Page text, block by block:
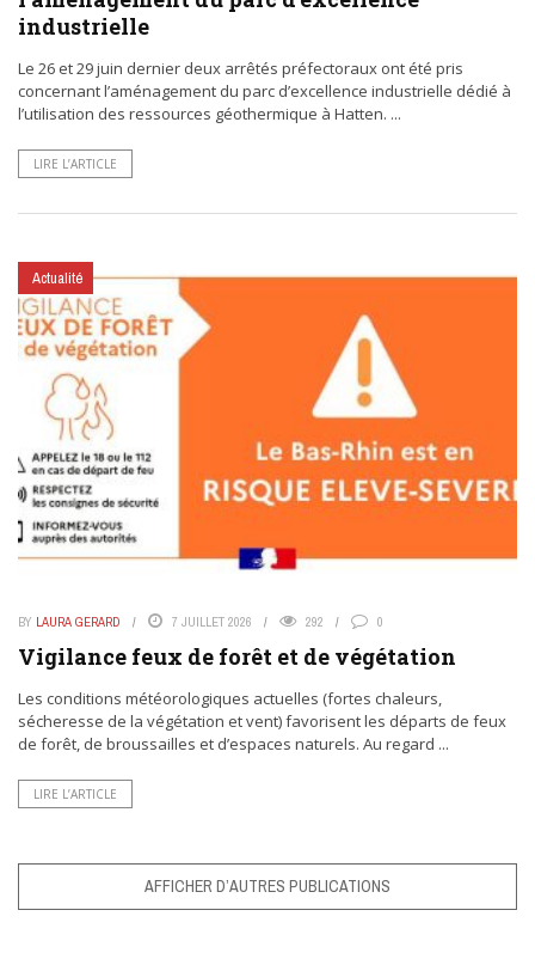
industrielle
Le 26 et 29 juin dernier deux arrêtés préfectoraux ont été pris
concernant l’aménagement du parc d’excellence industrielle dédié à
l’utilisation des ressources géothermique à Hatten. ...
LIRE L’ARTICLE
Actualité
BY LAURA GERARD 7 JUILLET 2026 292 0
Vigilance feux de forêt et de végétation
Les conditions météorologiques actuelles (fortes chaleurs,
sécheresse de la végétation et vent) favorisent les départs de feux
de forêt, de broussailles et d’espaces naturels. Au regard ...
LIRE L’ARTICLE
AFFICHER D’AUTRES PUBLICATIONS